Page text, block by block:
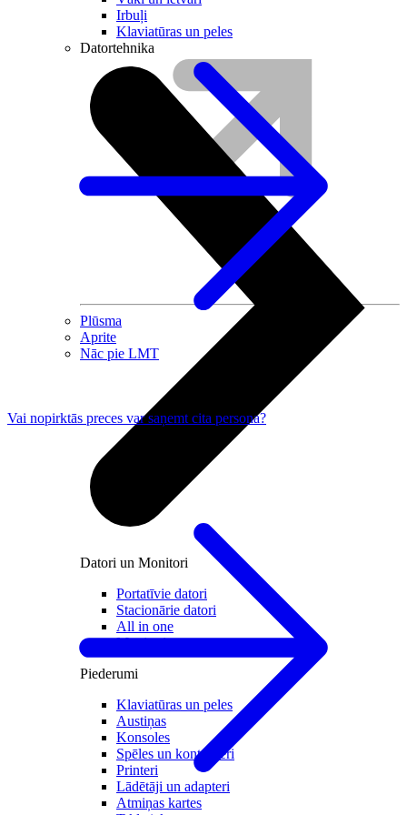
Plūsma
Aprite
Nāc pie LMT
Irbuļi
Klaviatūras un peles
Datortehnika
Datori un Monitori
Portatīvie datori
Stacionārie datori
All in one
Monitori
Piederumi
Klaviatūras un peles
Austiņas
Konsoles
Spēles un kontrolieri
Printeri
Lādētāji un adapteri
Atmiņas kartes
Vai nopirktās preces var saņemt cita persona?